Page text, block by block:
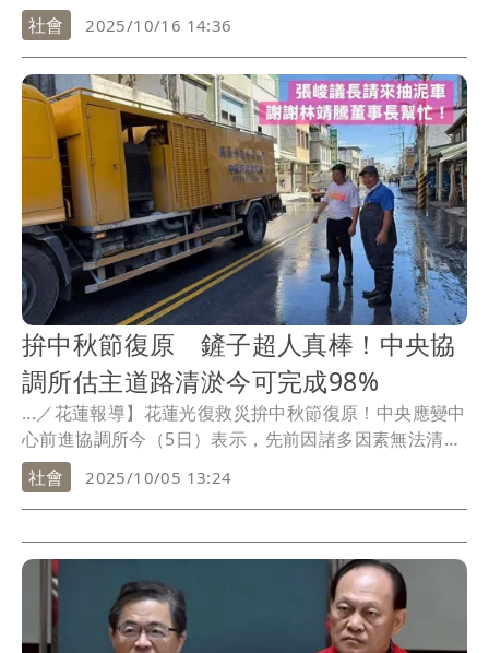
花...
社會 2025/10/16 14:36
拚中秋節復原 鏟子超人真棒！中央協
調所估主道路清淤今可完成98%
...／花蓮報導】花蓮光復救災拚中秋節復原！中央應變中
心前進協調所今（5日）表示，先前因諸多因素無法清淤
的...
社會 2025/10/05 13:24